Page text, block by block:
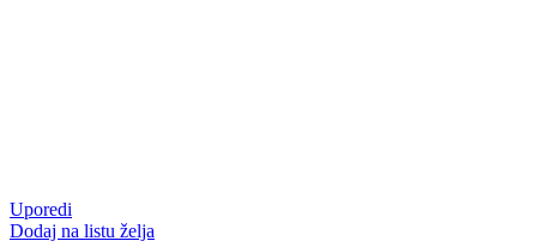
Uporedi
Dodaj na listu želja